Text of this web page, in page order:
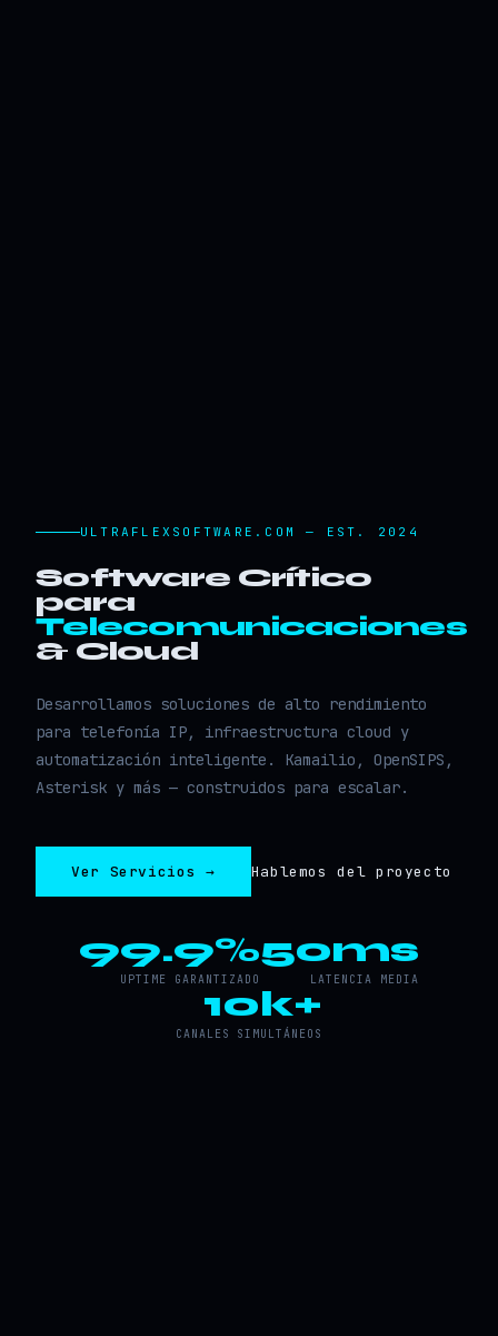
ULTRAFLEXSOFTWARE.COM — EST. 2024
Software Crítico
para
Telecomunicaciones
& Cloud
Desarrollamos soluciones de alto rendimiento
para telefonía IP, infraestructura cloud y
automatización inteligente. Kamailio, OpenSIPS,
Asterisk y más — construidos para escalar.
Ver Servicios → Hablemos del proyecto
99.9%
UPTIME GARANTIZADO
50ms
LATENCIA MEDIA
10k+
CANALES SIMULTÁNEOS